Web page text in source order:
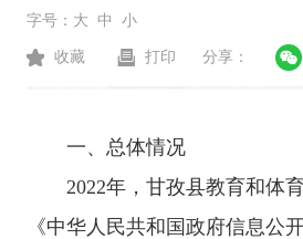
字号： 大 中 小
收藏 打印 分享：
一、总体情况
2022年，甘孜县教育和体
《中华人民共和国政府信息公